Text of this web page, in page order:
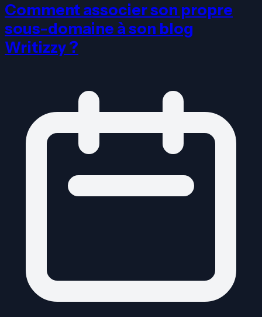
Comment associer son propre
sous-domaine à son blog
Writizzy ?